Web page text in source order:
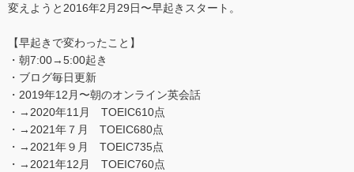
変えようと2016年2月29日〜早起きスタート。
【早起きで変わったこと】
・朝7:00→5:00起き
・ブログ毎日更新
・2019年12月〜朝のオンライン英会話
・→2020年11月 TOEIC610点
・→2021年７月 TOEIC680点
・→2021年９月 TOEIC735点
・→2021年12月 TOEIC760点